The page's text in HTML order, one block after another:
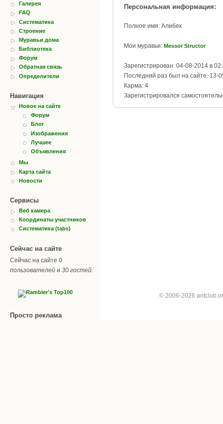
Галерея
FAQ
Систематика
Строение
Муравьи дома
Библиотека
Форум
Обратная связь
Определители
Навигация
Новое на сайте
Форум
Блог
Изображения
Лучшее
Объявления
Мы
Карта сайта
Новости
Сервисы
Веб камера
Координаты участников
Систематика (tabs)
Сейчас на сайте
Сейчас на сайте 0
пользователей и 30 гостей.
Просто реклама
Персональная информация:
Полное имя: Алибек
Мои муравьи: Messor Structor
Зарегистрирован: 04-08-2014 в
Последний раз был на сайте: 13-
Карма: 4
Зарегистрировался
© 2006-2026